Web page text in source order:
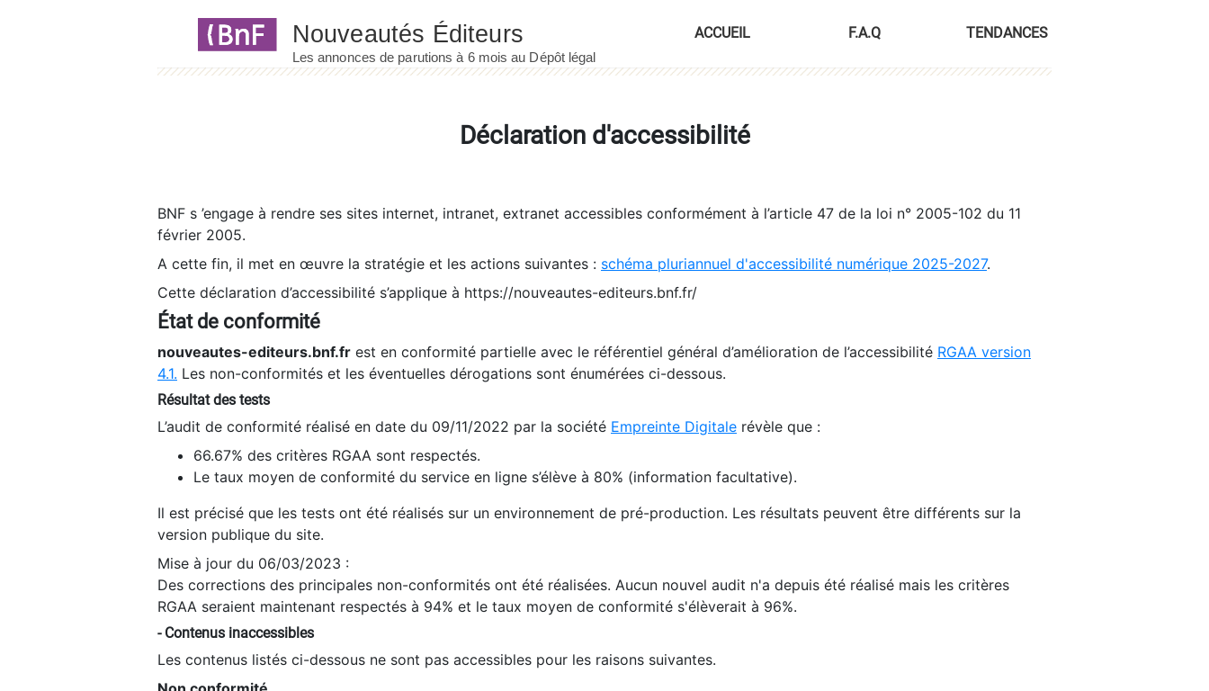
ACCUEIL F.A.Q TENDANCES
Déclaration d'accessibilité
BNF s ’engage à rendre ses sites internet, intranet, extranet accessibles conformément à l’article 47 de la loi n° 2005-102 du 11
février 2005.
A cette fin, il met en œuvre la stratégie et les actions suivantes : schéma pluriannuel d'accessibilité numérique 2025-2027.
Cette déclaration d’accessibilité s’applique à https://nouveautes-editeurs.bnf.fr/
État de conformité
nouveautes-editeurs.bnf.fr est en conformité partielle avec le référentiel général d’amélioration de l’accessibilité RGAA version
4.1. Les non-conformités et les éventuelles dérogations sont énumérées ci-dessous.
Résultat des tests
L’audit de conformité réalisé en date du 09/11/2022 par la société Empreinte Digitale révèle que :
66.67% des critères RGAA sont respectés.
Le taux moyen de conformité du service en ligne s’élève à 80% (information facultative).
Il est précisé que les tests ont été réalisés sur un environnement de pré-production. Les résultats peuvent être différents sur la
version publique du site.
Mise à jour du 06/03/2023 :
Des corrections des principales non-conformités ont été réalisées. Aucun nouvel audit n'a depuis été réalisé mais les critères
RGAA seraient maintenant respectés à 94% et le taux moyen de conformité s'élèverait à 96%.
- Contenus inaccessibles
Les contenus listés ci-dessous ne sont pas accessibles pour les raisons suivantes.